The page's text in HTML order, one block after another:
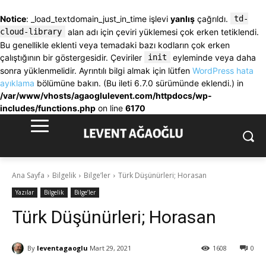
Notice: _load_textdomain_just_in_time işlevi yanlış çağrıldı.
td-
cloud-library
alan adı için çeviri yüklemesi çok erken tetiklendi.
Bu genellikle eklenti veya temadaki bazı kodların çok erken
çalıştığının bir göstergesidir. Çeviriler
init
eyleminde veya daha
sonra yüklenmelidir. Ayrıntılı bilgi almak için lütfen WordPress hata
ayıklama bölümüne bakın. (Bu ileti 6.7.0 sürümünde eklendi.) in
/var/www/vhosts/agaoglulevent.com/httpdocs/wp-
includes/functions.php on line 6170
Ana Sayfa Bilgelik Bilge’ler Türk Düşünürleri; Horasan
Yazılar Bilgelik Bilge’ler
Türk Düşünürleri; Horasan
By leventagaoglu Mart 29, 2021 0
1608